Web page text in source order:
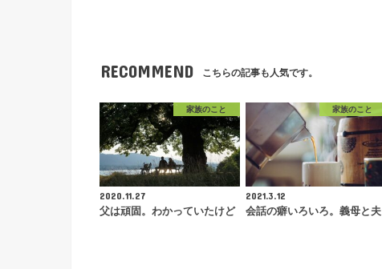
RECOMMEND こちらの記事も人気です。
家族のこと
2020.11.27
父は頑固。わかっていたけど
家族のこと
2021.3.12
会話の癖いろいろ。義母と夫